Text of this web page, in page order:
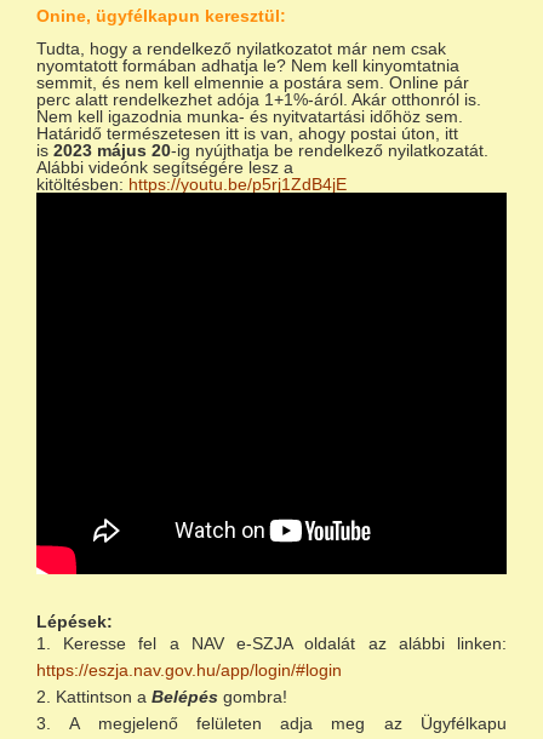
Onine, ügyfélkapun keresztül:
Tudta, hogy a rendelkező nyilatkozatot már nem csak
nyomtatott formában adhatja le? Nem kell kinyomtatnia
semmit, és nem kell elmennie a postára sem. Online pár
perc alatt rendelkezhet adója 1+1%-áról. Akár otthonról is.
Nem kell igazodnia munka- és nyitvatartási időhöz sem.
Határidő természetesen itt is van, ahogy postai úton, itt
is 2023 május 20-ig nyújthatja be rendelkező nyilatkozatát.
Alábbi videónk segítségére lesz a
kitöltésben: https://youtu.be/p5rj1ZdB4jE
Lépések:
Keresse fel a NAV e-SZJA oldalát az alábbi linken:
https://eszja.nav.gov.hu/app/login/#login
Kattintson a Belépés gombra!
A megjelenő felületen adja meg az Ügyfélkapu